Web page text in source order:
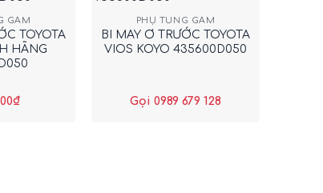
GẦM
TOYOTA
HÃNG
₫
PHỤ TÙNG GẦM
BI MAY Ơ TRƯỚC TOYOTA
VIOS KOYO 435600D050
Gọi 0989 679 128